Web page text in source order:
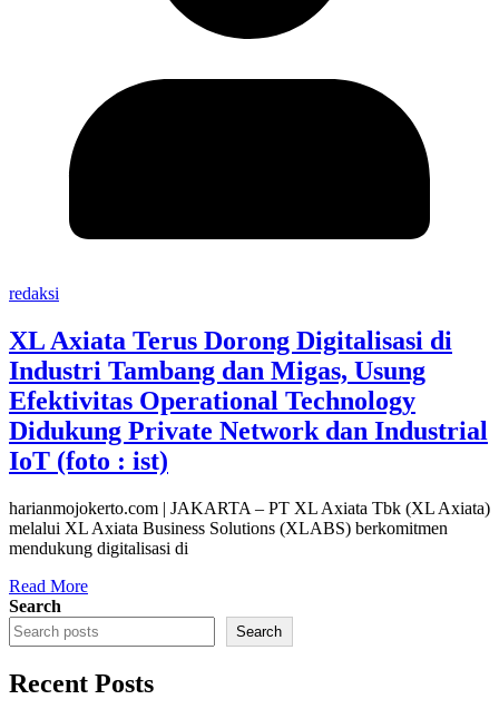
redaksi
XL Axiata Terus Dorong Digitalisasi di
Industri Tambang dan Migas, Usung
Efektivitas Operational Technology
Didukung Private Network dan Industrial
IoT (foto : ist)
harianmojokerto.com | JAKARTA – PT XL Axiata Tbk (XL Axiata)
melalui XL Axiata Business Solutions (XLABS) berkomitmen
mendukung digitalisasi di
Read More
Search
Search
Recent Posts